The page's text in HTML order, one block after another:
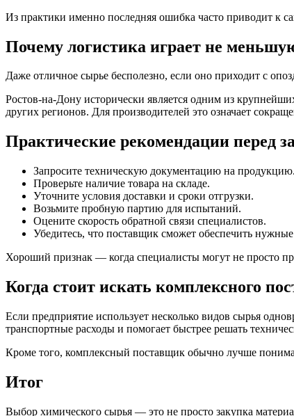
Из практики именно последняя ошибка часто приводит к
Почему логистика играет не
Даже отличное сырье бесполезно, если оно приходит с
Ростов-на-Дону исторически является одним из
других регионов. Для производителей это означает
Практические рекомендации перед
Запросите техническую документацию на продукцию.
Проверьте наличие товара на складе.
Уточните условия доставки и сроки отгрузки.
Возьмите пробную партию для испытаний.
Оцените скорость обратной связи специалистов.
Убедитесь, что поставщик сможет обеспечить
Хороший признак — когда специалисты могут не просто
Когда стоит искать комплексного
Если предприятие использует несколько видов сырья
транспортные расходы и помогает быстрее решать
Кроме того, комплексный поставщик обычно лучше
Итог
Выбор химического сырья — это не просто закупка